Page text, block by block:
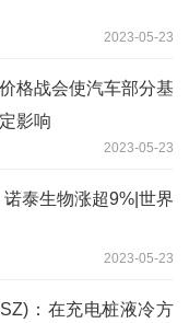
2023-05-23
格战会使汽车部分基
影响
2023-05-23
泰生物涨超9%|世界
2023-05-23
：在充电桩液冷方